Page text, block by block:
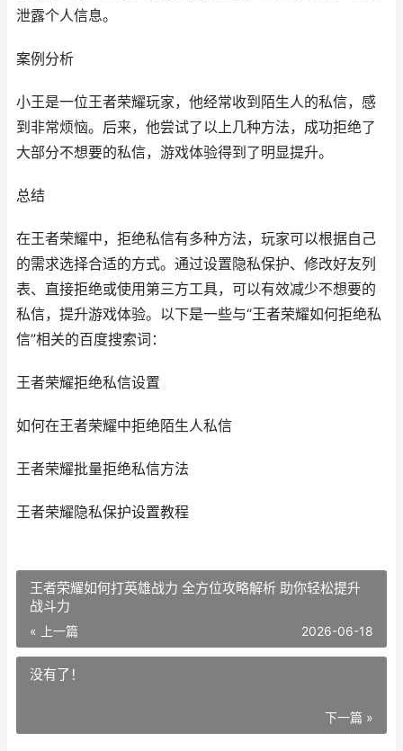
泄露个人信息。
案例分析
小王是一位王者荣耀玩家，他经常收到陌生人的私信，感
到非常烦恼。后来，他尝试了以上几种方法，成功拒绝了
大部分不想要的私信，游戏体验得到了明显提升。
总结
在王者荣耀中，拒绝私信有多种方法，玩家可以根据自己
的需求选择合适的方式。通过设置隐私保护、修改好友列
表、直接拒绝或使用第三方工具，可以有效减少不想要的
私信，提升游戏体验。以下是一些与“王者荣耀如何拒绝私
信”相关的百度搜索词：
王者荣耀拒绝私信设置
如何在王者荣耀中拒绝陌生人私信
王者荣耀批量拒绝私信方法
王者荣耀隐私保护设置教程
王者荣耀如何打英雄战力 全方位攻略解析 助你轻松提升
战斗力
« 上一篇 2026-06-18
没有了！
下一篇 »